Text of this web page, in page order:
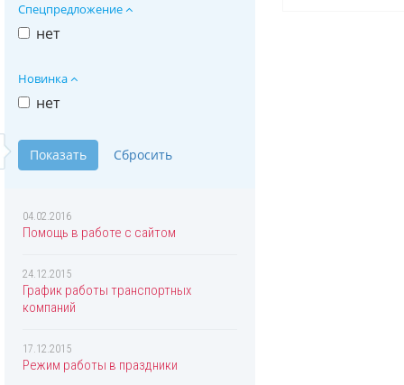
Спецпредложение
нет
Новинка
нет
04.02.2016
Помощь в работе с сайтом
24.12.2015
График работы транспортных
компаний
17.12.2015
Режим работы в праздники